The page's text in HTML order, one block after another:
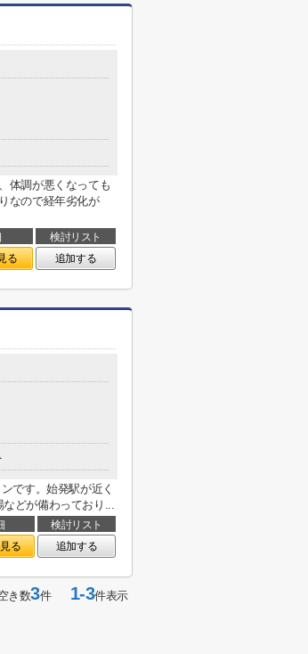
体調が悪くなっても
なので経年劣化が
検討リスト
る 追加する
です。始発駅が近く
どが備わっており...
検討リスト
る 追加する
き数3件1-3件表示